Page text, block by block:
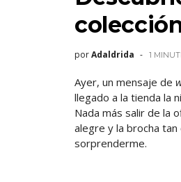
porAdaldrida 1
Ayer, un mensaje de
llegado a la tienda la
Nada más salir de la
alegre y la brocha
sorprenderme.